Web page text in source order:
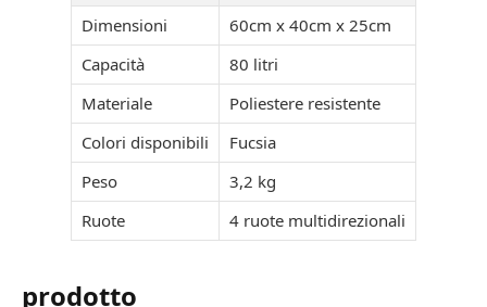
Dimensioni
60cm x 40cm x 25cm
Capacità
80 litri
Materiale
Poliestere resistente
Colori disponibili
Fucsia
Peso
3,2 kg
Ruote
4 ruote multidirezionali
prodotto